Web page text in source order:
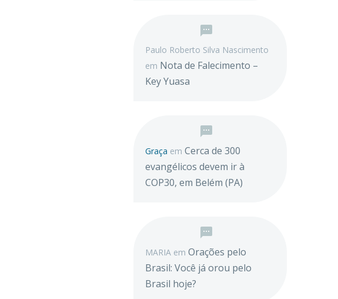
Paulo Roberto Silva Nascimento
em Nota de Falecimento –
Key Yuasa
Graça em Cerca de 300
evangélicos devem ir à
COP30, em Belém (PA)
MARIA em Orações pelo
Brasil: Você já orou pelo
Brasil hoje?